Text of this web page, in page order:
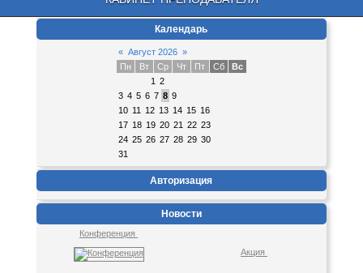
Календарь
« Август 2026 »
Пн
Вт Ср Чт Пт Сб
Вс
1 2
3 4 5 6 7 8 9
10 11 12 13 14 15 16
17 18 19 20 21 22 23
24 25 26 27 28 29 30
31
Авторизация
Новости
Конференция
Акция